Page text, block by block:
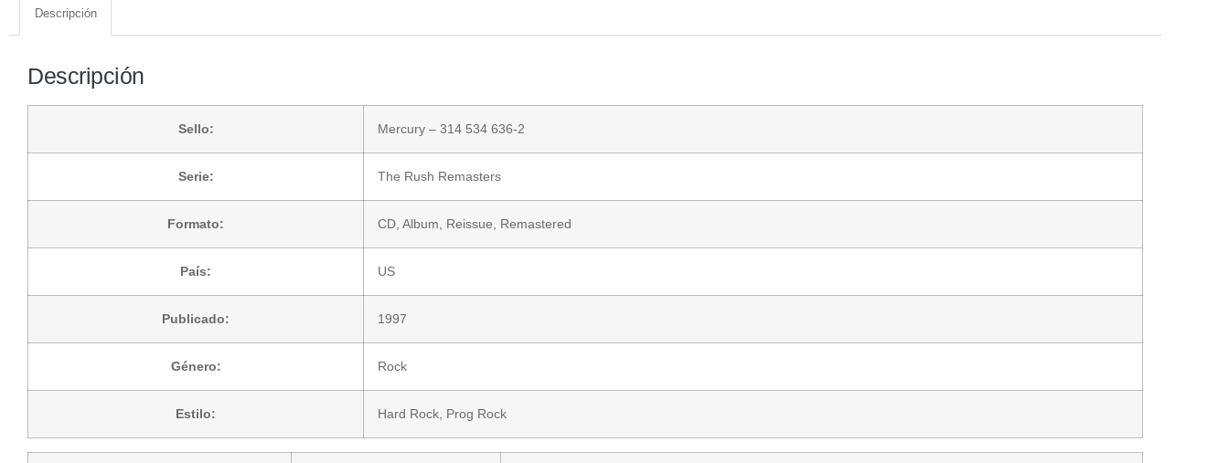
Descripción
Descripción
Sello: Mercury – 314 534 636-2
Serie: The Rush Remasters
Formato: CD , Album, Reissue, Remastered
País: US
Publicado: 1997
Género: Rock
Estilo: Hard Rock Prog Rock